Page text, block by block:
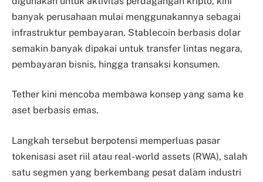
banyak perusahaan mulai menggunakannya sebagai
infrastruktur pembayaran. Stablecoin berbasis dolar
semakin banyak dipakai untuk transfer lintas negara,
pembayaran bisnis, hingga transaksi konsumen.
Tether kini mencoba membawa konsep yang sama ke
aset berbasis emas.
Langkah tersebut berpotensi memperluas pasar
tokenisasi aset riil atau real-world assets (RWA), salah
satu segmen yang berkembang pesat dalam industri